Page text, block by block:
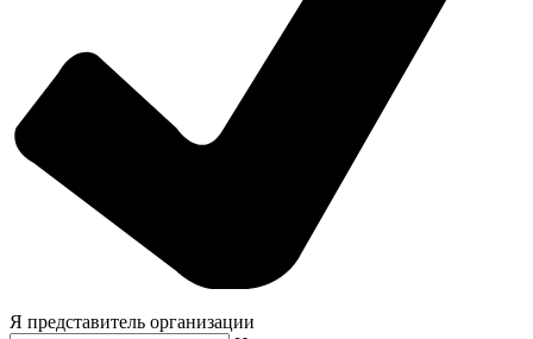
Я представитель организации